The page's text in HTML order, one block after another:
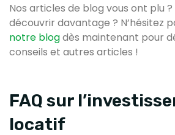
Nos articles de blog vous ont plu
découvrir davantage ? N’hésitez
notre blogdès maintenant pour
conseils et autres articles !
FAQ sur
locatif